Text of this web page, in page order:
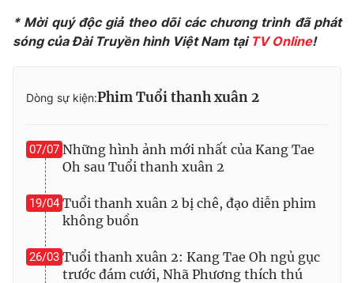
Cơ quan chủ quản:Đài Truyền hình Việt Nam
Giấy phép hoạt động báo in và báo điện tử số 483/GP-BTTTT
Phó Tổng Biên tập:Nguyễn Thị Mỹ Hạnh, Phạm Quốc Thắng,
Nguyễn Trọng Ninh
Tổng đài VTV:
Ðiện thoại Thời báo VTV:
024.66 897 897
Email:
Liên hệ quảng cáo:024-7300.7108
* Mời quý độc giả theo dõi các chương trình đã phát
sóng của Đài Truyền hình Việt Nam tại TV Online!
Dòng sự kiện:Phim Tuổi thanh xuân 2
07/07 Những hình ảnh mới nhất của Kang Tae
Oh sau Tuổi thanh xuân 2
19/04 Tuổi thanh xuân 2 bị chê, đạo diễn phim
không buồn
26/03 Tuổi thanh xuân 2: Kang Tae Oh ngủ gục
trước đám cưới, Nhã Phương thích thú